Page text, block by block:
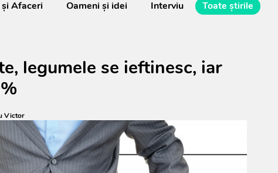
și Afaceri Oameni şi idei Interviu Toate știrile
legumele se ieftinesc, iar
Victor